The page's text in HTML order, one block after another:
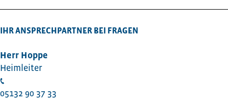
IHR ANSPRECHPARTNER BEI FRAGEN
Herr Hoppe
Heimleiter
05132 90 37 33